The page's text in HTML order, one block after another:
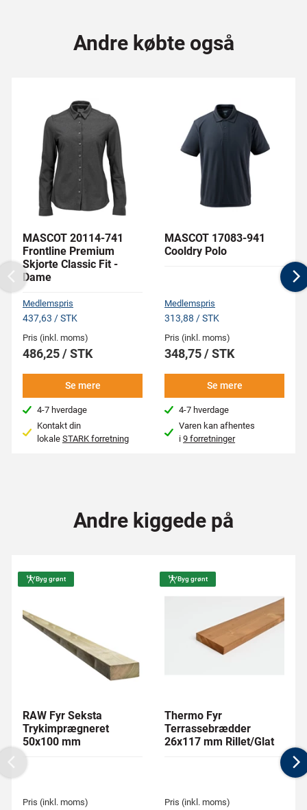
Andre købte også
MASCOT 20114-741
Frontline Premium
Skjorte Classic Fit -
Dame
Medlemspris
437,63 / STK
Pris (inkl. moms)
486,25 / STK
Se mere
4-7 hverdage
Kontakt din
lokale STARK forretning
MASCOT 17083-941
Cooldry Polo
Medlemspris
313,88 / STK
Pris (inkl. moms)
348,75 / STK
Se mere
4-7 hverdage
Varen kan afhentes
i9 forretninger
Previous
Andre kiggede på
Byg grønt
RAW Fyr Seksta
Trykimprægneret
50x100 mm
Pris (inkl. moms)
Byg grønt
Thermo Fyr
Terrassebrædder
26x117 mm Rillet/Glat
Pris (inkl. moms)
Previous